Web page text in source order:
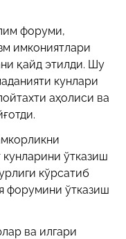
форуми,
имкониятлари
қайд этилди. Шу
кунлари
аҳолиси ва
ўтказиш
кўрсатиб
форумини ўтказиш
ва илгари